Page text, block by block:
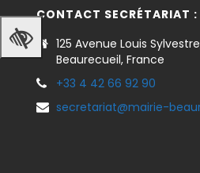
CONTACT SECRÉTARIAT :
125 Avenue Louis
Beaurecueil, France
+33 4 42 66 92 90
secretariat@mairie-